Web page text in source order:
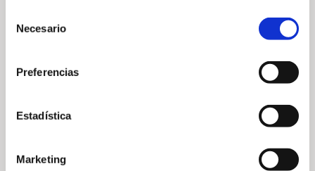
Necesario
Preferencias
Estadística
Marketing